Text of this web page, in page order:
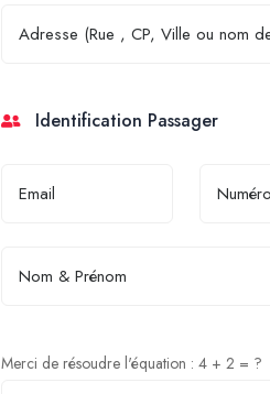
Identification Passager
Merci de résoudre l'équation : 4 + 2 = ?